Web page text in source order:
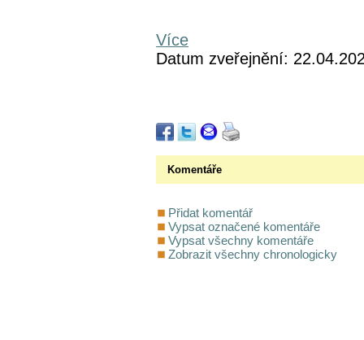
Více
Datum zveřejnění:
Komentáře
Přidat komentář
Vypsat označené komentáře
Vypsat všechny komentáře
Zobrazit všechny chronologicky